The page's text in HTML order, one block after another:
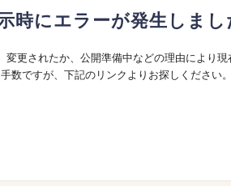
時にエラーが発生しまし
更されたか、公開準備中などの理由により現
数ですが、下記のリンクよりお探しください。